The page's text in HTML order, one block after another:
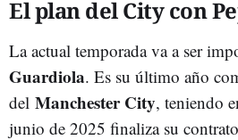
El plan del City con
La actual temporada va a ser
Guardiola. Es su último año
del Manchester City, teniendo
junio de 2025 finaliza su